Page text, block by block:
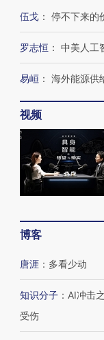
伍戈 ： 停不下来的
罗志恒 ： 中美人工
易峘 ： 海外能源供
视频
博客
唐涯 ： 多看少动
知识分子 ： AI冲击
受伤